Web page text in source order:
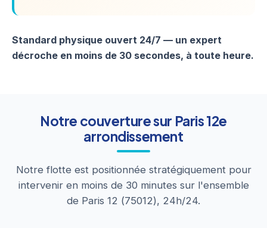
Standard physique ouvert 24/7 — un expert
décroche en moins de 30 secondes, à toute heure.
Notre couverture sur Paris 12e
arrondissement
Notre flotte est positionnée stratégiquement pour
intervenir en moins de 30 minutes sur l'ensemble
de Paris 12 (75012), 24h/24.